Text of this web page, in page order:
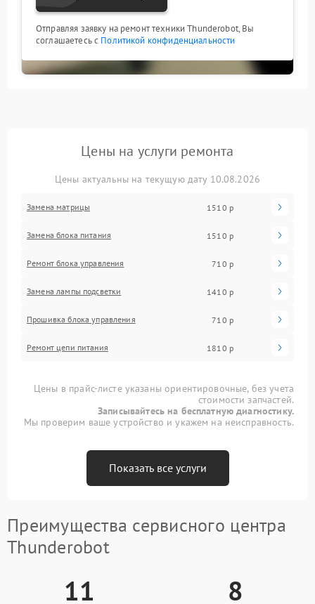
Отправляя заявку на ремонт техники Thunderobot, Вы
соглашаетесь с Политикой конфиденциальности
Цены на услуги ремонта
Цены актуальны на текущую дату 10.08.2026
Замена матрицы 1510 р
Замена блока питания 1510 р
Ремонт блока управления 710 р
Замена лампы подсветки 1410 р
Прошивка блока управления 710 р
Ремонт цепи питания 1810 р
Цены в прайс-листе указаны ориентировочные, без учета
стоимости запчастей.
Записывайтесь на бесплатную диагностику.
Мы проверим ваше устройство и укажем на неисправность.
Показать все услуги
Преимущества сервисного центра
Thunderobot
11 8